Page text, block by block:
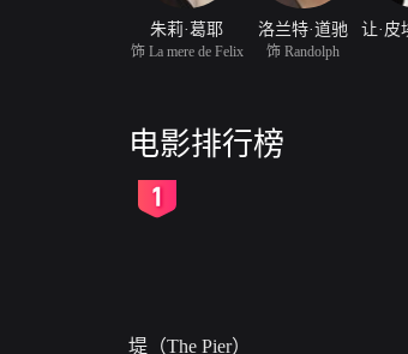
朱莉·葛耶
饰 La mere de Felix
洛兰特·道驰
饰 Randolph
电影排行榜
堤（The Pier）